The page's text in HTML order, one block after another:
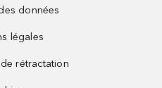
données
légales
rétractation